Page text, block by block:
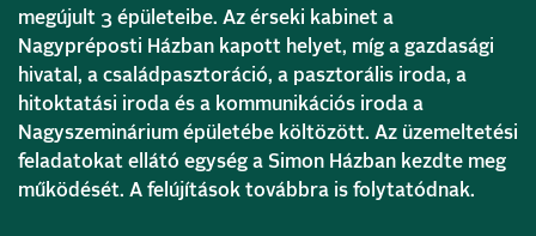
megújult 3 épületeibe. Az érseki kabinet a
Nagypréposti Házban kapott helyet, míg a gazdasági
hivatal, a családpasztoráció, a pasztorális iroda, a
hitoktatási iroda és a kommunikációs iroda a
Nagyszeminárium épületébe költözött. Az üzemeltetési
feladatokat ellátó egység a Simon Házban kezdte meg
működését. A felújítások továbbra is folytatódnak.